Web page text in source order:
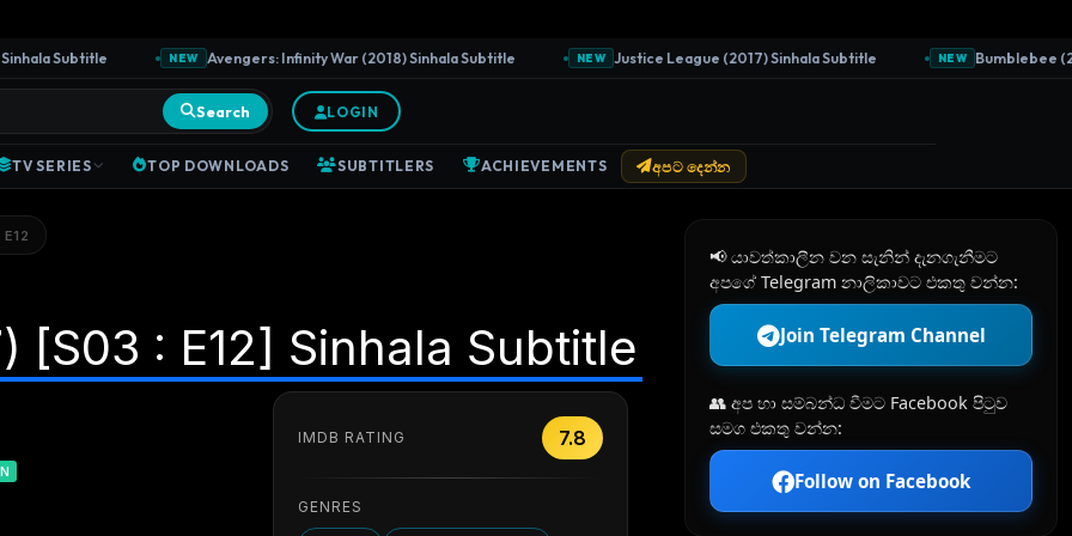
Subtitle NEW Avengers: Infinity War (2018) Sinhala Subtitle NEW Justice League (2017) Sinhala Subtitle NEW Bumblebee
Search LOGIN
TV SERIES TOP DOWNLOADS SUBTITLERS ACHIEVEMENTS අපට දෙන්න
[S03 : E12] Sinhala Subtitle
IMDB RATING 7.8
GENRES
📢 යාවත්කාලීන වන සැනින් දැනගැනීමට
අපගේ Telegram නාලිකාවට එකතු වන්න:
Join Telegram Channel
👥 අප හා සම්බන්ධ වීමට Facebook පිටුව
සමග එකතු වන්න:
Follow on Facebook